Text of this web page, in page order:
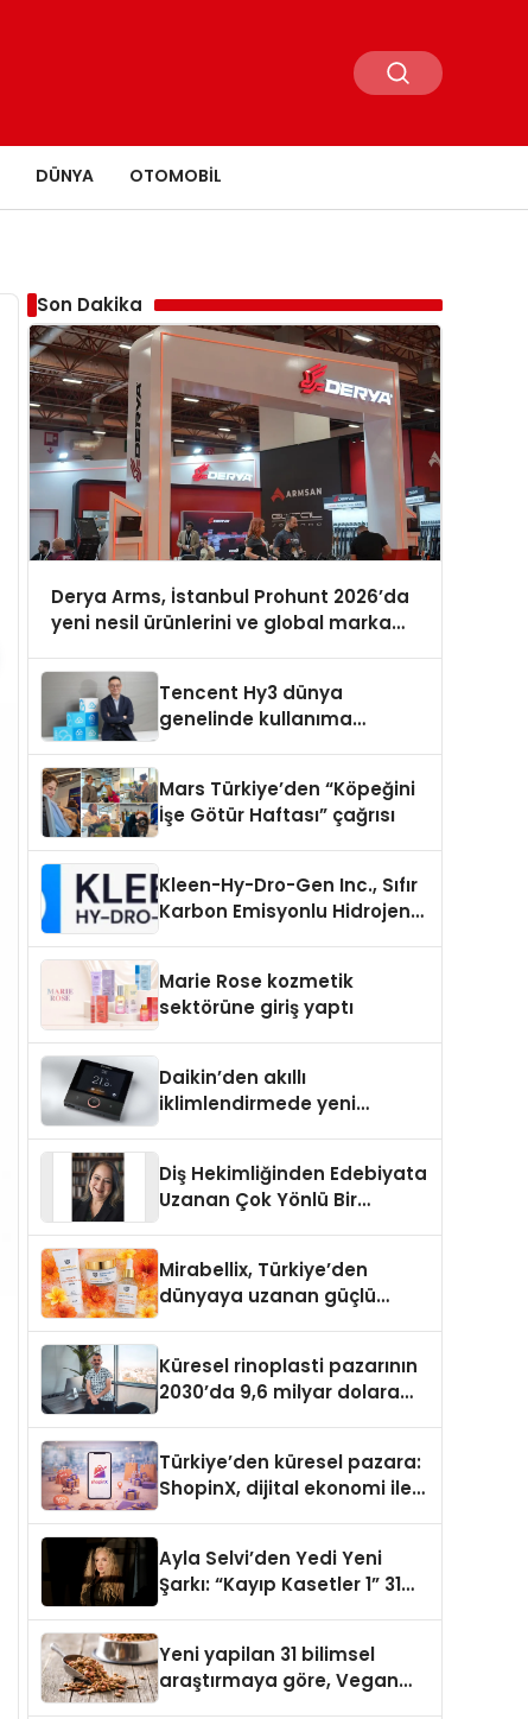
DÜNYA OTOMOBIL
Son Dakika
Derya Arms, İstanbul Prohunt 2026’da
yeni nesil ürünlerini ve global marka
Tencent Hy3 dünya
genelinde kullanıma
Mars Türkiye’den “Köpeğini
İşe Götür Haftası” çağrısı
Kleen-Hy-Dro-Gen Inc., Sıfır
Karbon Emisyonlu Hidrojen
Aldı
Marie Rose kozmetik
sektörüne giriş yaptı
Daikin’den akıllı
iklimlendirmede yeni
Diş Hekimliğinden Edebiyata
Uzanan Çok Yönlü Bir
Mirabellix, Türkiye’den
dünyaya uzanan güçlü
Küresel rinoplasti pazarının
2030’da 9,6 milyar dolara
Türkiye’den küresel pazara:
ShopinX, dijital ekonomi ile
Ayla Selvi’den Yedi Yeni
Şarkı: “Kayıp Kasetler 1” 31
Yeni yapilan 31 bilimsel
araştırmaya göre, Vegan